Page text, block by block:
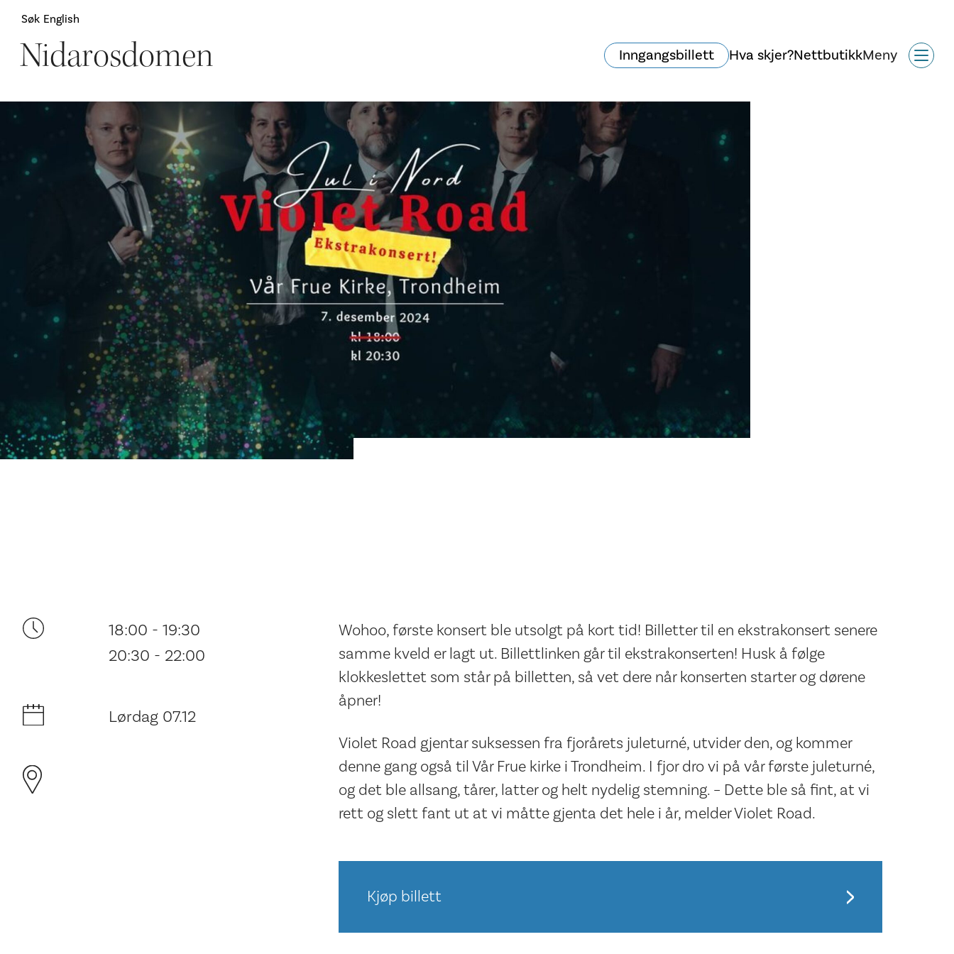
Søk English
Nidarosdomen Inngangsbillett Hva skjer?NettbutikkMeny
18:00 - 19:30
20:30 - 22:00
Lørdag 07.12
Wohoo, første konsert ble utsolgt på kort tid! Billetter til en ekstrakonsert senere
samme kveld er lagt ut. Billettlinken går til ekstrakonserten! Husk å følge
klokkeslettet som står på billetten, så vet dere når konserten starter og dørene
åpner!
Violet Road gjentar suksessen fra fjorårets juleturné, utvider den, og kommer
denne gang også til Vår Frue kirke i Trondheim. I fjor dro vi på vår første juleturné,
og det ble allsang, tårer, latter og helt nydelig stemning. – Dette ble så fint, at vi
rett og slett fant ut at vi måtte gjenta det hele i år, melder Violet Road.
Kjøp billett